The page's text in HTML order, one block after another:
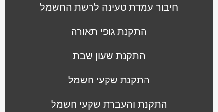
חיבור עמדת טעינה לרשת החשמל
התקנת גופי תאורה
התקנת שעון שבת
התקנת שקעי חשמל
התקנת והעברת שקעי חשמל